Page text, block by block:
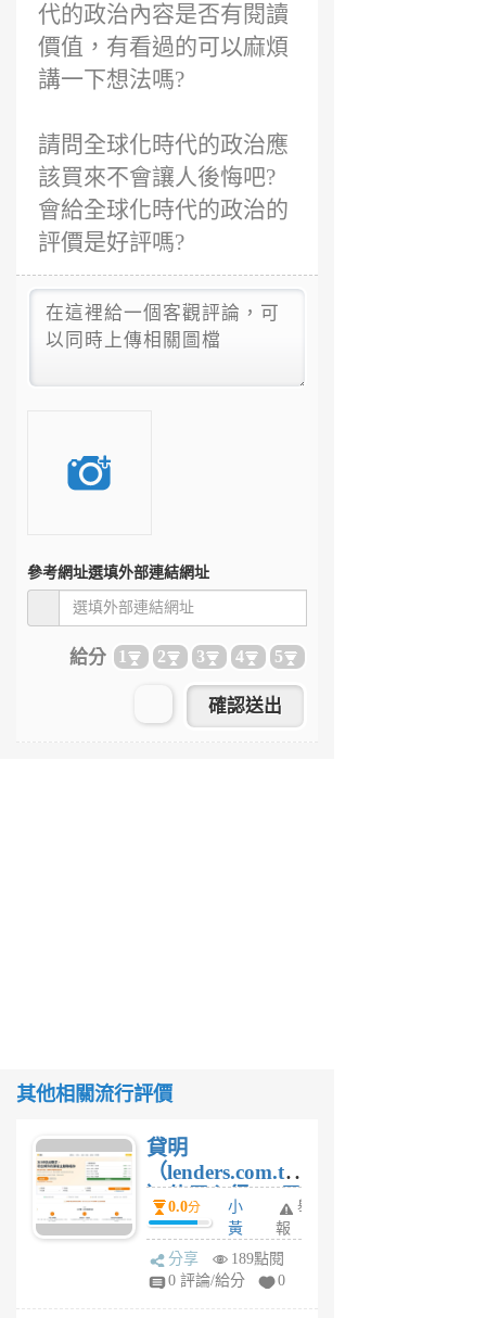
代的政治內容是否有閱讀
價值，有看過的可以麻煩
講一下想法嗎?
請問全球化時代的政治應
該買來不會讓人後悔吧?
會給全球化時代的政治的
評價是好評嗎?
參考網址選填外部連結網址
給分 1 2 3 4 5
其他相關流行評價
貸明
（lenders.com.tw
）使用心得 — 民
間貸款比較平台
體驗
0.0分
小
黃
蜂
4
舉
報
分享
189點閱
0 評論/給分
0